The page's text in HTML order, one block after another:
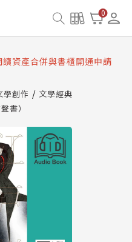
0
系統維護中，本站同步暫
通常見問題
重要說明及資產合併結果
墨系統維護中，本站同步暫
學創作
文學經典
書）